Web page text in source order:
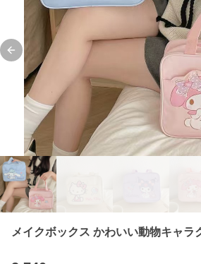
Previous slide
メイクボックス かわいい動物キャラ